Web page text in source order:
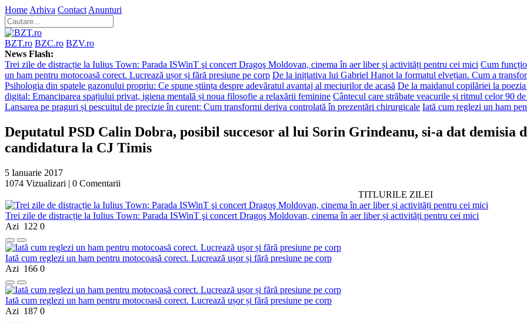
Home Arhiva Contact Anunturi
BZT.ro BZC.ro BZV.ro
News Flash:
Trei zile de distracție la Iulius Town: Parada ISWinT şi concert Dragoş Moldovan, cinema în aer liber și activități pentru cei mici Cum
un ham pentru motocoasă corect. Lucrează ușor și fără presiune pe corp De la inițiativa lui Gabriel Hanot la formatul elvețian. Cum a
Psihologia din spatele gazonului propriu: Ce spune știința despre adevăratul avantaj al meciurilor de acasă De la maidanul copilăriei la
digital: Emanciparea spațiului privat, igiena mentală și noua filosofie a relaxării feminine Cântecul care străbate veacurile și ritmul celor 90
Lansarea pe praguri și pescuitul de precizie în curent: Cum transformi deriva controlată în prezentări chirurgicale Iată cum reglezi un ham
Deputatul PSD Calin Dobra, posibil succesor al lui Sorin Grindeanu, si-a dat demisia
candidatura la CJ Timis
5 Ianuarie 2017
1074 Vizualizari | 0 Comentarii
TITLURILE ZILEI
Trei zile de distracție la Iulius Town: Parada ISWinT şi concert Dragoş Moldovan, cinema în aer liber și activități pentru cei mici
Azi 122 0
Iată cum reglezi un ham pentru motocoasă corect. Lucrează ușor și fără presiune pe corp
Azi 166 0
Iată cum reglezi un ham pentru motocoasă corect. Lucrează ușor și fără presiune pe corp
Azi 187 0